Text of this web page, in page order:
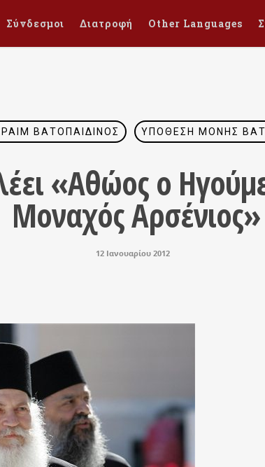
Σύνδεσμοι Διατροφή Other Languages
ΒΑΤΟΠΑΙΔΙΝΌΣ ΥΠΌΘΕΣΗ ΜΟΝΉΣ
«Αθώος ο
Μοναχός Αρσένιος»
12 Ιανουαρίου 2012